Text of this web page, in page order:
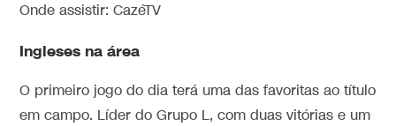
Onde assistir: CazéTV
Ingleses na área
O primeiro jogo do dia terá uma das favoritas ao título
em campo. Líder do Grupo L, com duas vitórias e um